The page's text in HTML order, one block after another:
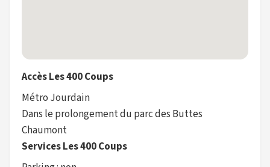
Accès Les 400 Coups
Métro Jourdain
Dans le prolongement du parc des Buttes
Chaumont
Services Les 400 Coups